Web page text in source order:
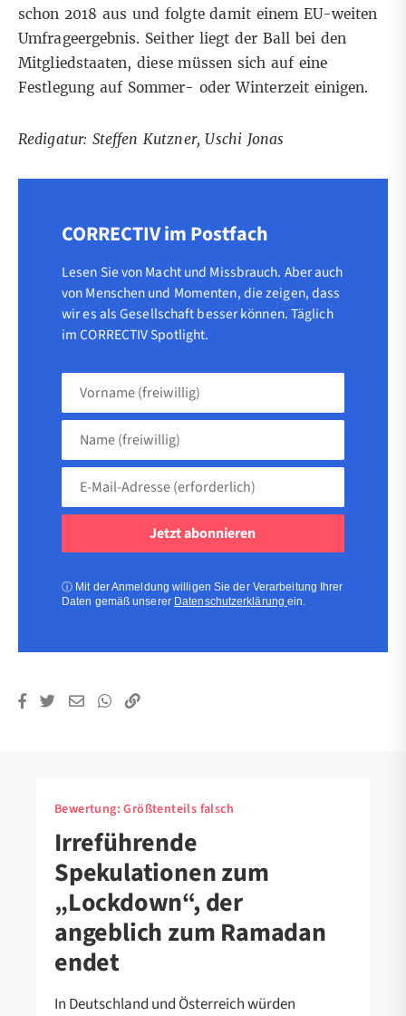
schon 2018 aus und folgte damit einem EU-weiten
Umfrageergebnis. Seither liegt der Ball bei den
Mitgliedstaaten, diese müssen sich auf eine
Festlegung auf Sommer- oder Winterzeit einigen.
Redigatur: Steffen Kutzner, Uschi Jonas
CORRECTIV im Postfach
Lesen Sie von Macht und Missbrauch. Aber auch
von Menschen und Momenten, die zeigen, dass
wir es als Gesellschaft besser können. Täglich
im CORRECTIV Spotlight.
Vorname
Name
(freiwillig)
Adresse
ⓘ Mit der Anmeldung willigen Sie der Verarbeitung Ihrer
Daten gemäß unserer Datenschutzerklärungein.
Bewertung:Größtenteils falsch
Irreführende
Spekulationen zum
„Lockdown“, der
angeblich zum Ramadan
endet
In Deutschland und Österreich würden